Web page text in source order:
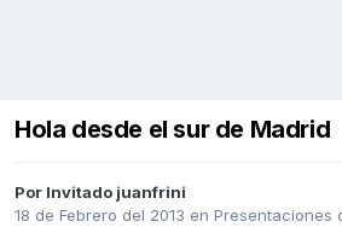
Hola desde el sur de Madrid
Por Invitado juanfrini
18 de Febrero del 2013 en Presentaciones